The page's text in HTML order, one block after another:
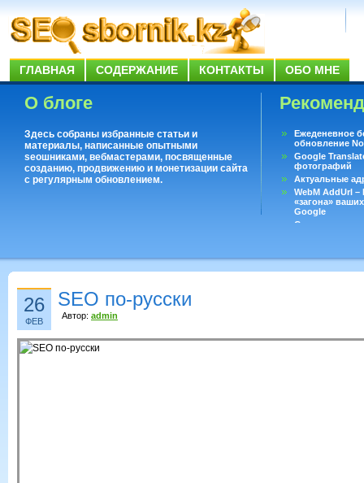
ГЛАВНАЯ СОДЕРЖАНИЕ КОНТАКТЫ ОБО МНЕ
О блоге
Здесь собраны избранные статьи и
материалы, написанные опытными
seoшниками, вебмастерами, посвященные
созданию, продвижению и монетизации сайта
с регулярным обновлением.
Ежеденевное
обновление
Google
фотографий
Актуальные
WebM AddUrl
«загона»
Google
Существует
26
ФЕВ
SEO по-русски
Автор: admin